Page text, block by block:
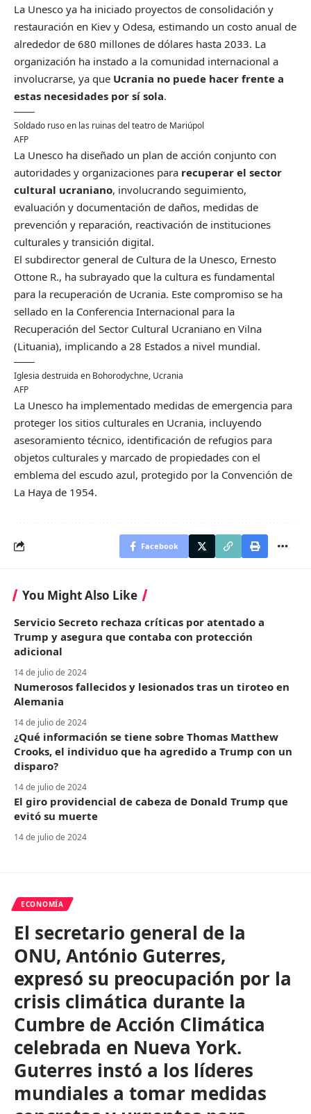
La Unesco ya ha iniciado proyectos de consolidación y
restauración en Kiev y Odesa, estimando un costo anual de
alrededor de 680 millones de dólares hasta 2033. La
organización ha instado a la comunidad internacional a
involucrarse, ya que Ucrania no puede hacer frente a
estas necesidades por sí sola.
Soldado ruso en las ruinas del teatro de Mariúpol
AFP
La Unesco ha diseñado un plan de acción conjunto con
autoridades y organizaciones para recuperar el sector
cultural ucraniano, involucrando seguimiento,
evaluación y documentación de daños, medidas de
prevención y reparación, reactivación de instituciones
culturales y transición digital.
El subdirector general de Cultura de la Unesco, Ernesto
Ottone R., ha subrayado que la cultura es fundamental
para la recuperación de Ucrania. Este compromiso se ha
sellado en la Conferencia Internacional para la
Recuperación del Sector Cultural Ucraniano en Vilna
(Lituania), implicando a 28 Estados a nivel mundial.
Iglesia destruida en Bohorodychne, Ucrania
AFP
La Unesco ha implementado medidas de emergencia para
proteger los sitios culturales en Ucrania, incluyendo
asesoramiento técnico, identificación de refugios para
objetos culturales y marcado de propiedades con el
emblema del escudo azul, protegido por la Convención de
La Haya de 1954.
Facebook
You Might Also Like
Servicio Secreto rechaza críticas por atentado a
Trump y asegura que contaba con protección
adicional
14 de julio de 2024
Numerosos fallecidos y lesionados tras un tiroteo en
Alemania
14 de julio de 2024
¿Qué información se tiene sobre Thomas Matthew
Crooks, el individuo que ha agredido a Trump con un
disparo?
14 de julio de 2024
El giro providencial de cabeza de Donald Trump que
evitó su muerte
14 de julio de 2024
ECONOMÍA
El secretario general de la
ONU, António Guterres,
expresó su preocupación por la
crisis climática durante la
Cumbre de Acción Climática
celebrada en Nueva York.
Guterres instó a los líderes
mundiales a tomar medidas